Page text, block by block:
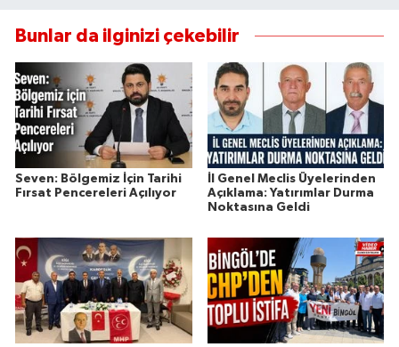
Bunlar da ilginizi çekebilir
Seven: Bölgemiz İçin Tarihi
Fırsat Pencereleri Açılıyor
İl Genel Meclis Üyelerinden
Açıklama: Yatırımlar Durma
Noktasına Geldi